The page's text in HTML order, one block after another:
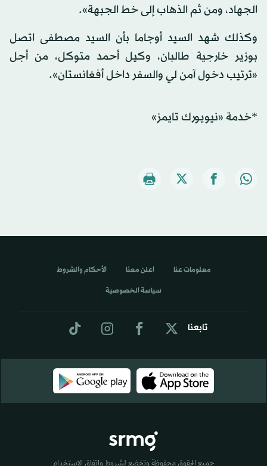
الجهاد، ومن ثم الذهاب إلى خط الجبهة».
وكذلك شهد السيد أوجاما بأن السيد مصطفى اتصل
بوزير خارجية طالبان، وكيل أحمد متوكل، من أجل
«ترتيب دخول آمن لي والسفر داخل أفغانستان».
*خدمة «نيويورك تايمز»
تابعنا
معلومات عنا اعلن معنا الأحكام والشروط
سياسة الخصوصية
جميع الحقوق محفوظة وتخضع لشروط واتفاق الاستخدام